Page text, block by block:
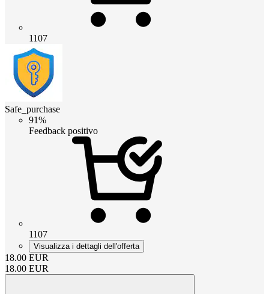
1107
Safe_purchase
91%
Feedback positivo
1107
Visualizza i dettagli dell'offerta
18.00 EUR
18.00 EUR